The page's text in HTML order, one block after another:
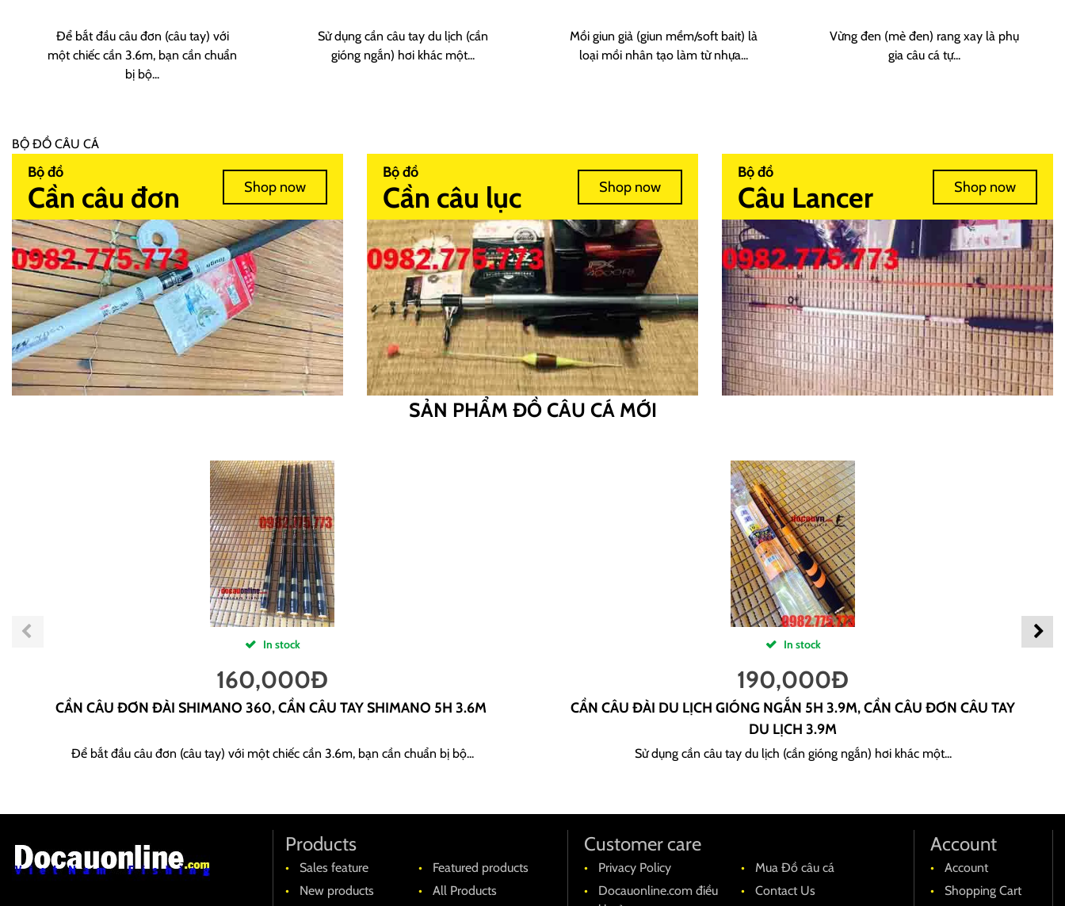
Để bắt đầu câu đơn (câu tay) với
một chiếc cần 3.6m, bạn cần chuẩn
bị bộ...
Sử dụng cần câu tay du lịch (cần
gióng ngắn) hơi khác một...
Mồi giun giả (giun mềm/soft bait) là
loại mồi nhân tạo làm từ nhựa...
Vừng đen (mè đen) rang xay là phụ
gia câu cá tự...
BỘ ĐỒ CÂU CÁ
Bộ đồ
Cần câu đơn Shop now
Bộ đồ
Cần câu lục Shop now
Bộ đồ
Câu Lancer Shop now
SẢN PHẨM ĐỒ CÂU CÁ MỚI
In stock
160,000Đ
CẦN CÂU ĐƠN ĐÀI SHIMANO 360, CẦN CÂU TAY SHIMANO 5H 3.6M
Để bắt đầu câu đơn (câu tay) với một chiếc cần 3.6m, bạn cần chuẩn bị bộ...
In stock
190,000Đ
CẦN CÂU ĐÀI DU LỊCH GIÓNG NGẮN 5H 3.9M, CẦN CÂU ĐƠN CÂU TAY
DU LỊCH 3.9M
Sử dụng cần câu tay du lịch (cần gióng ngắn) hơi khác một...
Products
Sales feature
Featured products
New products
All Products
Customer care
Privacy Policy
Mua Đồ câu cá
Docauonline.com điều
Contact Us
Account
Account
Shopping Cart